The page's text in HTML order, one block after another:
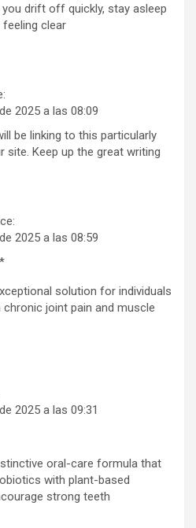
drift off quickly, stay asleep
feeling clear
2025 a las 08:09
be linking to this particularly
site. Keep up the great writing
2025 a las 08:59
solution for individuals
joint pain and muscle
2025 a las 09:31
oral-care formula that
with plant-based
strong teeth